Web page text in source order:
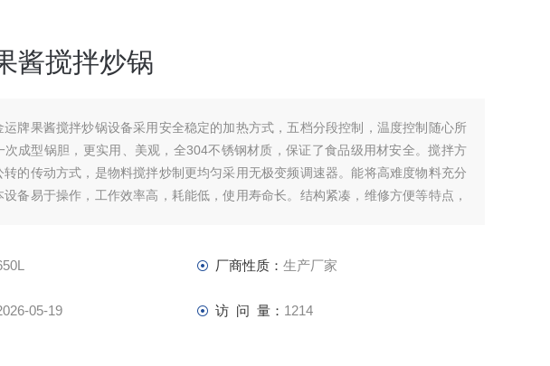
酱搅拌炒锅
运牌果酱搅拌炒锅设备采用安全稳定的加热方式，五档分段控制，温度控制随心所
次成型锅胆，更实用、美观，全304不锈钢材质，保证了食品级用材安全。搅拌方
转的传动方式，是物料搅拌炒制更均匀采用无极变频调速器。能将高难度物料充分
备易于操作，工作效率高，耗能低，使用寿命长。结构紧凑，维修方便等特点，
厂商性质： 生产厂家
05-19 访 问 量： 1214